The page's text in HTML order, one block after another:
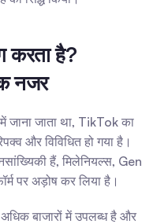
करता है?
नजर
जाता था, TikTok का
और विविधित हो गया है।
हैं, मिलेनियल्स, Gen
पर अड़ोष कर लिया है।
बाजारों में उपलब्ध है और